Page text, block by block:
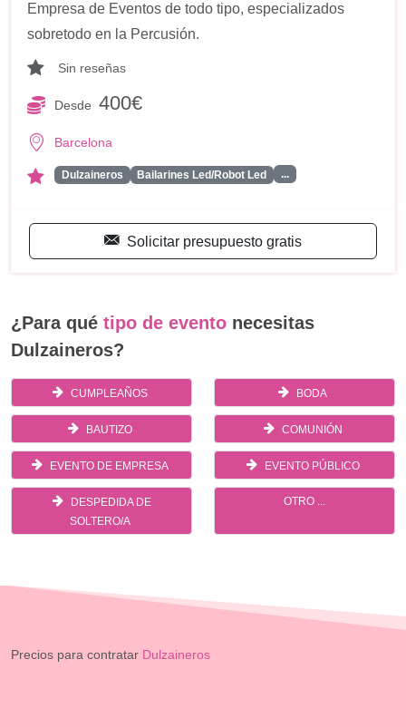
Empresa de Eventos de todo tipo, especializados
sobretodo en la Percusión.
Sin reseñas
Desde 400€
Barcelona
Dulzaineros Bailarines Led/Robot Led ...
Solicitar presupuesto gratis
¿Para qué tipo de evento necesitas
Dulzaineros?
CUMPLEAÑOS BODA
BAUTIZO COMUNIÓN
EVENTO DE EMPRESA EVENTO PÚBLICO
DESPEDIDA DE
SOLTERO/A
OTRO ...
Precios para contratar Dulzaineros